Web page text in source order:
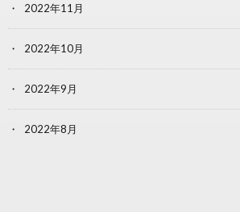
2022年11月
2022年10月
2022年9月
2022年8月